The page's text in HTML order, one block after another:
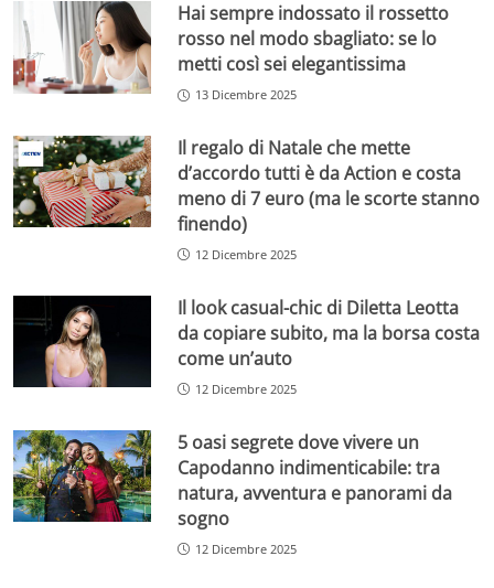
Hai sempre indossato il rossetto
rosso nel modo sbagliato: se lo
metti così sei elegantissima
13 Dicembre 2025
Il regalo di Natale che mette
d’accordo tutti è da Action e costa
meno di 7 euro (ma le scorte stanno
finendo)
12 Dicembre 2025
Il look casual-chic di Diletta Leotta
da copiare subito, ma la borsa costa
come un’auto
12 Dicembre 2025
5 oasi segrete dove vivere un
Capodanno indimenticabile: tra
natura, avventura e panorami da
sogno
12 Dicembre 2025